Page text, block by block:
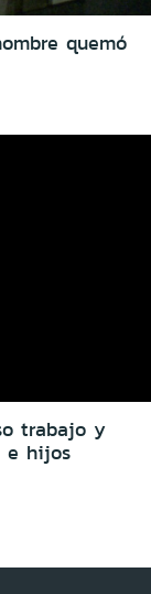
quemó
trabajo y
e hijos